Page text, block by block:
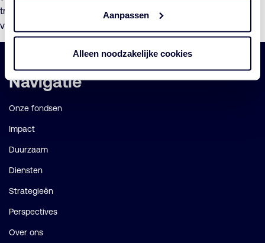
Aanpassen
Alleen noodzakelijke cookies
transitie inzichtelijk. Welke impact hebben jouw keuzes en de
veranderende (concept-)regelgeving op de deelnemers?
Belangrijke
links
Navigatie
Onze fondsen
Impact
Duurzaam
Diensten
Strategieën
Perspectives
Over ons